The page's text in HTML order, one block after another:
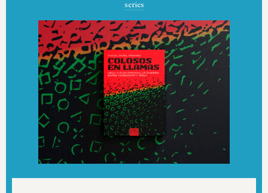
series